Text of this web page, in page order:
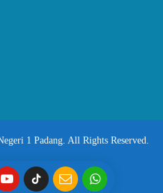
1 Padang. All Rights Reserved.